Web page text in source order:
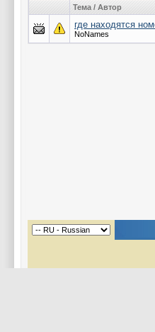
Тема / Автор
где находятся
NoNames